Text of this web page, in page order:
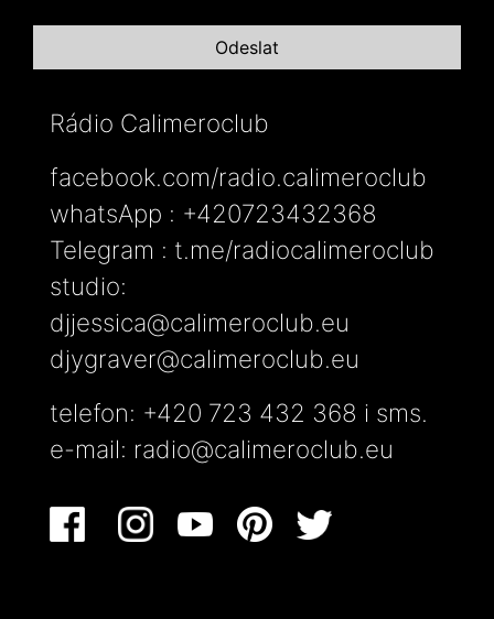
Rádio Calimeroclub
facebook.com/radio.calimeroclub
whatsApp : +420723432368
Telegram : t.me/radiocalimeroclub
studio:
djjessica@calimeroclub.eu
djygraver@calimeroclub.eu
telefon: +420 723 432 368 i sms.
e-mail: radio@calimeroclub.eu